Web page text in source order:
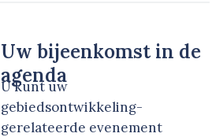
Uw bijeenkomst in de
agenda
U kunt uw
gebiedsontwikkeling-
gerelateerde evenement